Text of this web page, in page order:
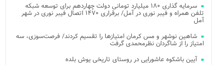
سرمایه گذاری ۱۸۰ میلیارد تومانی دولت چهاردهم برای توسعه شبکه
تلفن همراه و فیبر نوری در آمل/ برقراری ۱۴۷۰ اتصال فیبر نوری در شهر
آمل
شاهین نوشهر و مس کرمان امتیازها را تقسیم کردند/ فرصت‌سوزی، سه
امتیاز را از شاگردان نظرمحمدی گرفت
آیین باشکوه عاشورایی در روستای تاریخی یوش بلده